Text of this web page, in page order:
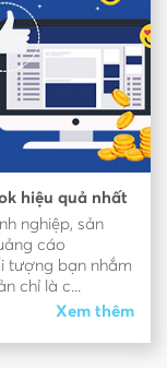
hiệu quả nhất
nghiệp, sản
cáo
tượng bạn nhắm
chỉ là c...
Xem thêm